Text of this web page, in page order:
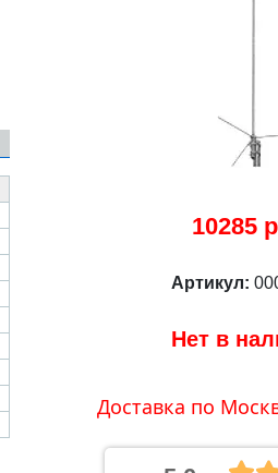
10285
Артикул:
Нет в
Доставка по